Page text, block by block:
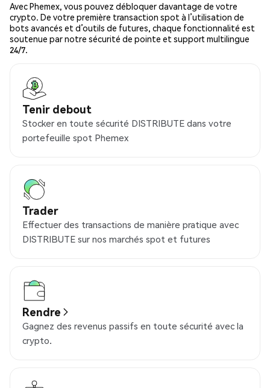
Avec Phemex, vous pouvez débloquer davantage de votre
crypto. De votre première transaction spot à l’utilisation de
bots avancés et d’outils de futures, chaque fonctionnalité est
soutenue par notre sécurité de pointe et support multilingue
24/7.
Tenir debout
Stocker en toute sécurité DISTRIBUTE dans votre
portefeuille spot Phemex
Trader
Effectuer des transactions de manière pratique avec
DISTRIBUTE sur nos marchés spot et futures
Rendre
Gagnez des revenus passifs en toute sécurité avec la
crypto.